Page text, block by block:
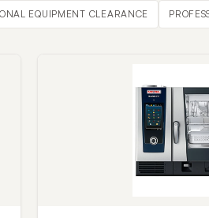
EQUIPMENT CLEARANCE